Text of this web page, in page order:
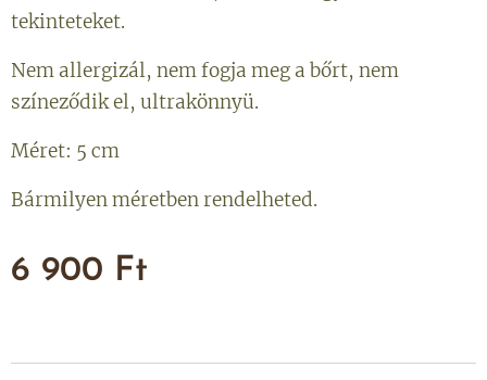
tekinteteket.
Nem allergizál, nem fogja meg a bőrt, nem
színeződik el, ultrakönnyü.
Méret: 5 cm
Bármilyen méretben rendelheted.
6 900 Ft